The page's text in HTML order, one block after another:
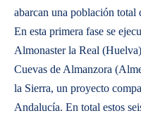
abarcan una población total
En esta primera fase se
Almonaster la Real
Cuevas de Almanzora
la Sierra, un proyecto
Andalucía. En total estos